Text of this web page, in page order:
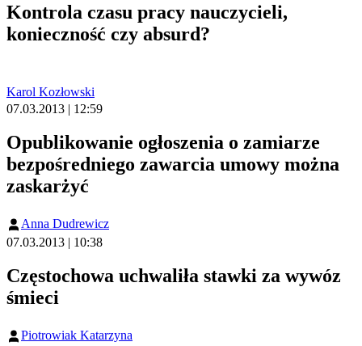
Kontrola czasu pracy nauczycieli,
konieczność czy absurd?
Karol Kozłowski
07.03.2013 | 12:59
Opublikowanie ogłoszenia o zamiarze
bezpośredniego zawarcia umowy można
zaskarżyć
Anna Dudrewicz
07.03.2013 | 10:38
Częstochowa uchwaliła stawki za wywóz
śmieci
Piotrowiak Katarzyna